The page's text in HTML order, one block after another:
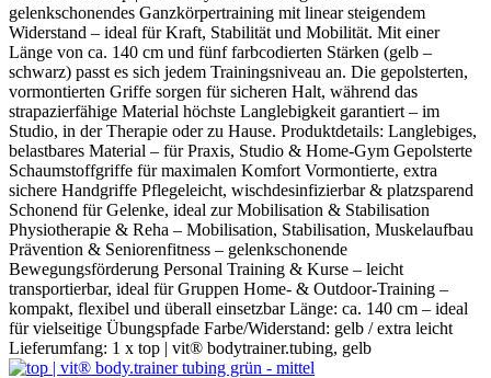
gelenkschonendes Ganzkörpertraining mit linear steigendem
Widerstand – ideal für Kraft, Stabilität und Mobilität. Mit einer
Länge von ca. 140 cm und fünf farbcodierten Stärken (gelb –
schwarz) passt es sich jedem Trainingsniveau an. Die gepolsterten,
vormontierten Griffe sorgen für sicheren Halt, während das
strapazierfähige Material höchste Langlebigkeit garantiert – im
Studio, in der Therapie oder zu Hause. Produktdetails: Langlebiges,
belastbares Material – für Praxis, Studio & Home-Gym Gepolsterte
Schaumstoffgriffe für maximalen Komfort Vormontierte, extra
sichere Handgriffe Pflegeleicht, wischdesinfizierbar & platzsparend
Schonend für Gelenke, ideal zur Mobilisation & Stabilisation
Physiotherapie & Reha – Mobilisation, Stabilisation, Muskelaufbau
Prävention & Seniorenfitness – gelenkschonende
Bewegungsförderung Personal Training & Kurse – leicht
transportierbar, ideal für Gruppen Home- & Outdoor-Training –
kompakt, flexibel und überall einsetzbar Länge: ca. 140 cm – ideal
für vielseitige Übungspfade Farbe/Widerstand: gelb / extra leicht
Lieferumfang: 1 x top | vit® bodytrainer.tubing, gelb